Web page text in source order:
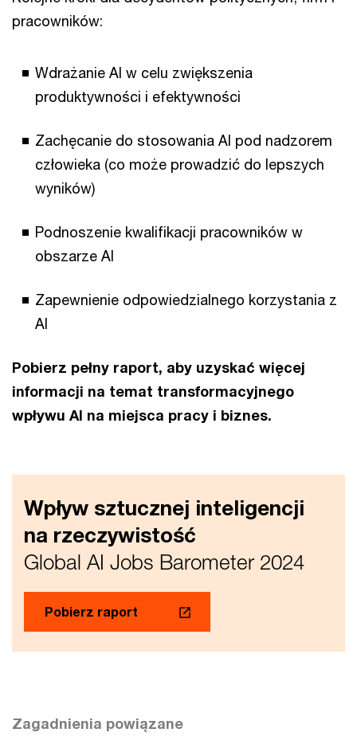
pracowników:
Wdrażanie AI w celu zwiększenia
produktywności i efektywności
Zachęcanie do stosowania AI pod nadzorem
człowieka (co może prowadzić do lepszych
wyników)
Podnoszenie kwalifikacji pracowników w
obszarze AI
Zapewnienie odpowiedzialnego korzystania z
AI
Pobierz pełny raport, aby uzyskać więcej
informacji na temat transformacyjnego
wpływu AI na miejsca pracy i biznes.
Wpływ sztucznej inteligencji
na rzeczywistość
Global AI Jobs Barometer 2024
Pobierz raport
Zagadnienia powiązane